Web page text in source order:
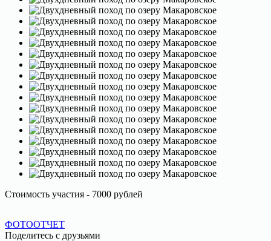
Стоимость участия - 7000 рублей
ФОТООТЧЕТ
Поделитесь с друзьями